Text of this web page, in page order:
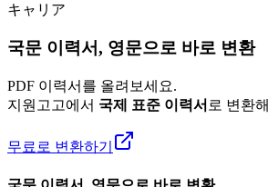
キャリア
국문 이력서, 영문으로 바로 변환
PDF 이력서를 올려보세요.
지원고고에서 국제 표준 이력서 로 변환
무료로 변환하기